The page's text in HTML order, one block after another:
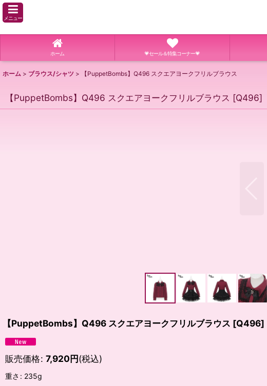
メニュー
ホーム 💗セール＆特集コーナー💗
ホーム > ブラウス/シャツ > 【PuppetBombs】Q496 スクエアヨークフリルブラウス
【PuppetBombs】Q496 スクエアヨークフリルブラウス [Q496]
【PuppetBombs】Q496 スクエアヨークフリルブラウス [Q496]
販売価格: 7,920円(税込)
重さ : 235g